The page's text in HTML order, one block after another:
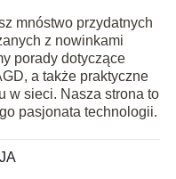
mnóstwo przydatnych
z nowinkami
porady dotyczące
a także praktyczne
w sieci. Nasza strona to
pasjonata technologii.